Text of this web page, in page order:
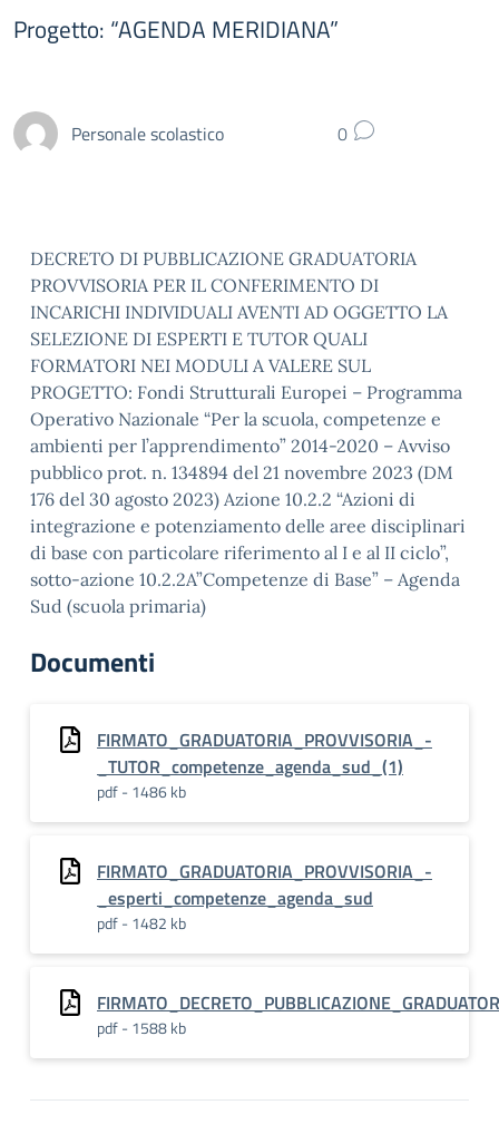
Progetto: “AGENDA MERIDIANA”
Personale scolastico 0
DECRETO DI PUBBLICAZIONE GRADUATORIA
PROVVISORIA PER IL CONFERIMENTO DI
INCARICHI INDIVIDUALI AVENTI AD OGGETTO LA
SELEZIONE DI ESPERTI E TUTOR QUALI
FORMATORI NEI MODULI A VALERE SUL
PROGETTO: Fondi Strutturali Europei – Programma
Operativo Nazionale “Per la scuola, competenze e
ambienti per l’apprendimento” 2014-2020 – Avviso
pubblico prot. n. 134894 del 21 novembre 2023 (DM
176 del 30 agosto 2023) Azione 10.2.2 “Azioni di
integrazione e potenziamento delle aree disciplinari
di base con particolare riferimento al I e al II ciclo”,
sotto-azione 10.2.2A”Competenze di Base” – Agenda
Sud (scuola primaria)
Documenti
FIRMATO_GRADUATORIA_PROVVISORIA_-
_TUTOR_competenze_agenda_sud_(1)
pdf - 1486 kb
FIRMATO_GRADUATORIA_PROVVISORIA_-
_esperti_competenze_agenda_sud
pdf - 1482 kb
pdf - 1588 kb